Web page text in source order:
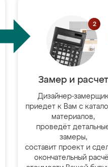
Замер и расчет
Дизайнер-замерщик
приедет к Вам с
материалов,
проведёт
замеры,
составит проект и
окончательный